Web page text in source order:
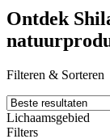
Ontdek
Filteren & Sorteren
Lichaamsgebied
Filters